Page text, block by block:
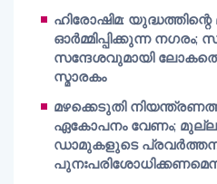
ഹിരോഷിമ:
ഓർമ്മിപ്പിക്കുന്ന നഗരം;
സന്ദേശവുമായി ലോകത്തെ
സ്മാരകം
മഴക്കെടുതി
ഏകോപനം വേണം;
ഡാമുകളുടെ